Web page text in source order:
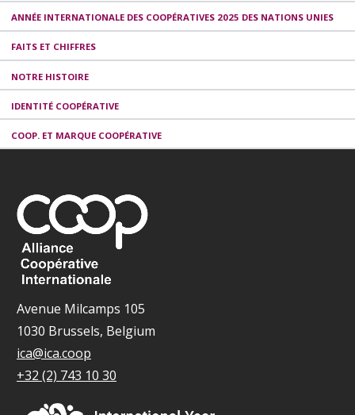
ANNÉE INTERNATIONALE DES COOPÉRATIVES 2025 DES NATIONS UNIES
FAITS ET CHIFFRES
NOTRE HISTOIRE
IDENTITÉ COOPÉRATIVE
COOP. ET MARQUE COOPÉRATIVE
Avenue Milcamps 105
1030 Brussels, Belgium
ica@ica.coop
+32 (2) 743 10 30